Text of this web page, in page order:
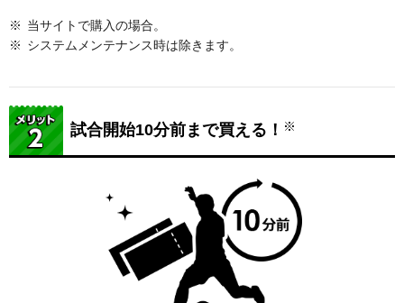
当サイトで購入の場合。
システムメンテナンス時は除きます。
試合開始10分前まで買える！ ※